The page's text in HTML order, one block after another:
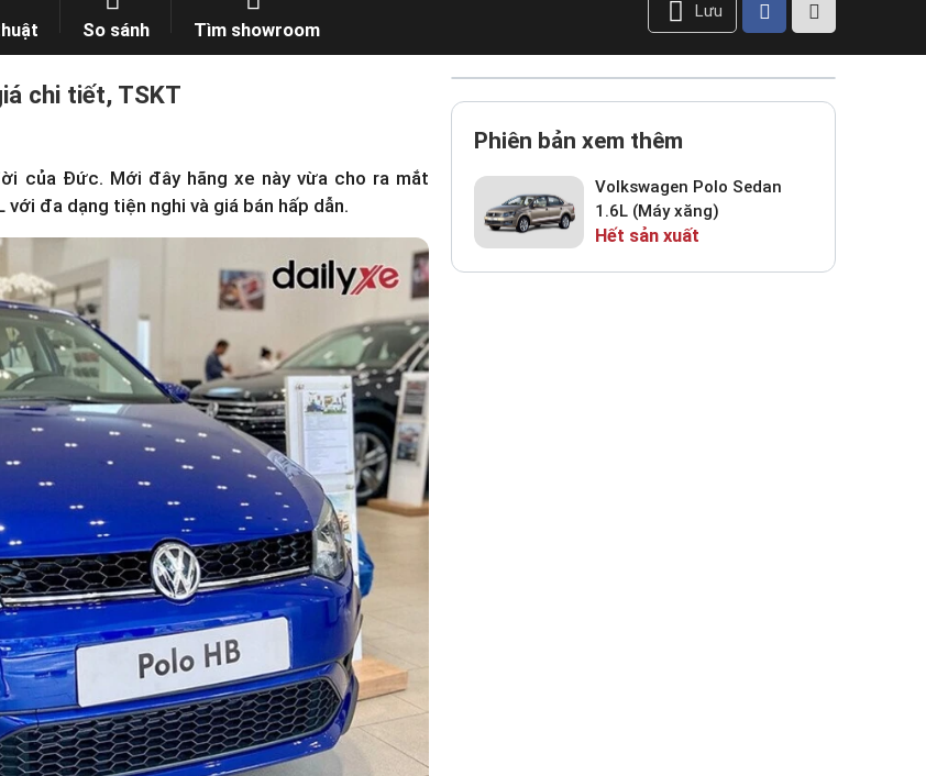
So sánh Tìm showroom
Lưu
chi tiết, TSKT
của Đức. Mới đây hãng xe này vừa cho ra mắt
đa dạng tiện nghi và giá bán hấp dẫn.
Phiên bản xem thêm
Volkswagen Polo Sedan
1.6L (Máy xăng)
Hết sản xuất